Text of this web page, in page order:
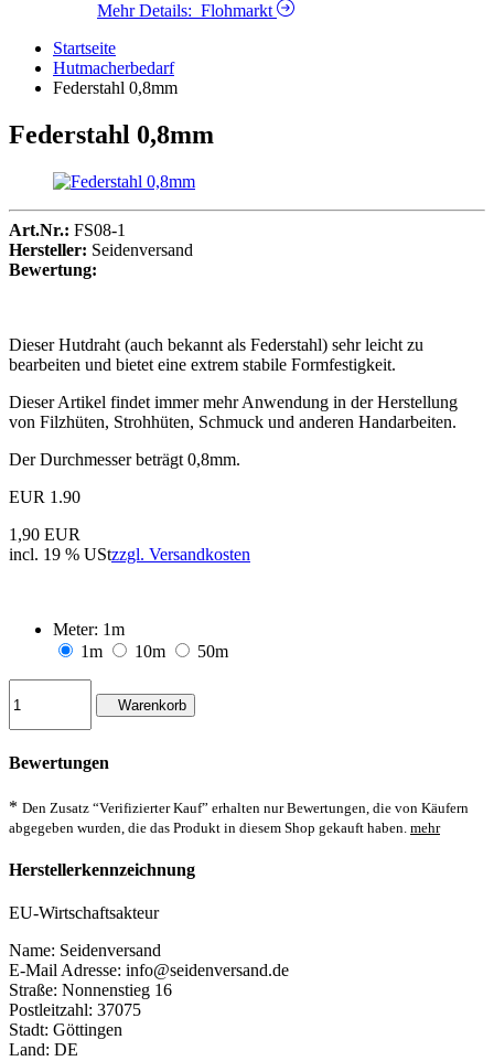
Mehr Details: Flohmarkt
Startseite
Hutmacherbedarf
Federstahl 0,8mm
Federstahl 0,8mm
Art.Nr.: FS08-1
Hersteller: Seidenversand
Bewertung:
Dieser Hutdraht (auch bekannt als Federstahl) sehr leicht zu
bearbeiten und bietet eine extrem stabile Formfestigkeit.
Dieser Artikel findet immer mehr Anwendung in der Herstellung
von Filzhüten, Strohhüten, Schmuck und anderen Handarbeiten.
Der Durchmesser beträgt 0,8mm.
EUR 1.90
1,90 EUR
incl. 19 % UStzzgl. Versandkosten
Meter: 1m
1m
10m 50m
Warenkorb
Bewertungen
* Den Zusatz “Verifizierter Kauf” erhalten nur Bewertungen, die von Käufern
abgegeben wurden, die das Produkt in diesem Shop gekauft haben. mehr
Herstellerkennzeichnung
EU-Wirtschaftsakteur
Name: Seidenversand
E-Mail Adresse: info@seidenversand.de
Straße: Nonnenstieg 16
Postleitzahl: 37075
Stadt: Göttingen
Land: DE